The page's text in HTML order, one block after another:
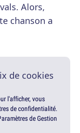
Alors,
chanson a
de cookies
l'afficher, vous
de confidentialité.
de Gestion